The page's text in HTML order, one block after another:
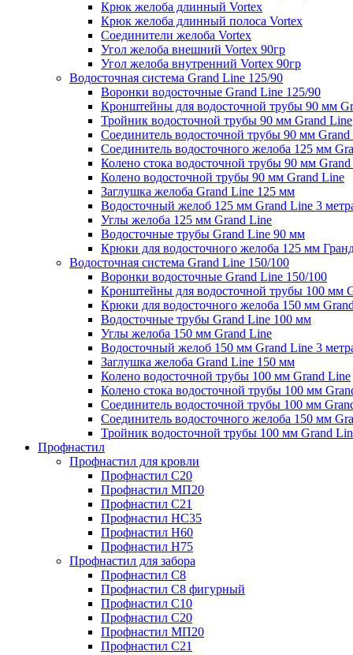
Крюк желоба длинный Vortex
Крюк желоба длинный полоса Vortex
Соединители желоба Vortex
Угол желоба внешний Vortex 90гр
Угол желоба внутренний Vortex 90гр
Водосточная система Grand Line 125/90
Воронки водосточные Grand Line 125/90
Кронштейны для водосточной трубы 90 мм
Тройник водосточной трубы 90 мм Grand Line
Соединитель водосточной трубы 90 мм
Соединитель водосточного желоба 125 мм
Колено стока водосточной трубы 90 мм
Колено водосточной трубы 90 мм Grand Line
Заглушка желоба Grand Line 125 мм
Водосточный желоб 125 мм Grand Line 3
Углы желоба 125 мм Grand Line
Водосточные трубы Grand Line 90 мм
Крюки для водосточного желоба 125 мм
Водосточная система Grand Line 150/100
Воронки водосточные Grand Line 150/100
Кронштейны для водосточной трубы 100 мм
Крюки для водосточного желоба 150 мм
Водосточные трубы Grand Line 100 мм
Углы желоба 150 мм Grand Line
Водосточный желоб 150 мм Grand Line 3
Заглушка желоба Grand Line 150 мм
Колено водосточной трубы 100 мм Grand Line
Колено стока водосточной трубы 100 мм
Соединитель водосточной трубы 100 мм
Соединитель водосточного желоба 150 мм
Тройник водосточной трубы 100 мм Grand
Профнастил
Профнастил для кровли
Профнастил С20
Профнастил МП20
Профнастил С21
Профнастил НС35
Профнастил Н60
Профнастил Н75
Профнастил для забора
Профнастил С8
Профнастил С8 фигурный
Профнастил С10
Профнастил С20
Профнастил МП20
Профнастил С21